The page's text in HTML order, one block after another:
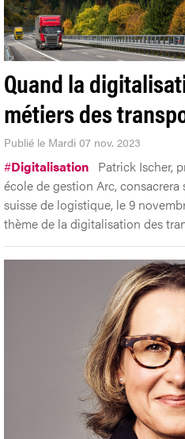
Quand la
métiers des
Publié le Mardi 07 nov. 2023
#Digitalisation Patrick Ischer,
école de gestion Arc,
suisse de logistique, le 9
thème de la digitalisation des